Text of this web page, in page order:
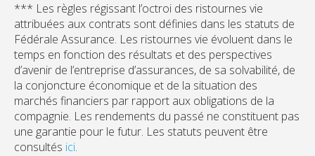
*** Les règles régissant l’octroi des ristournes vie
attribuées aux contrats sont définies dans les statuts de
Fédérale Assurance. Les ristournes vie évoluent dans le
temps en fonction des résultats et des perspectives
d’avenir de l’entreprise d’assurances, de sa solvabilité, de
la conjoncture économique et de la situation des
marchés financiers par rapport aux obligations de la
compagnie. Les rendements du passé ne constituent pas
une garantie pour le futur. Les statuts peuvent être
consultés ici.